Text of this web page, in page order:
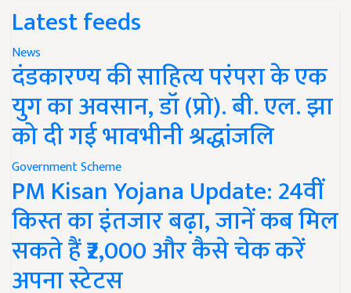
Latest feeds
News
दंडकारण्य की साहित्य परंपरा के एक
युग का अवसान, डॉ (प्रो). बी. एल. झा
को दी गई भावभीनी श्रद्धांजलि
Government Scheme
PM Kisan Yojana Update: 24वीं
किस्त का इंतजार बढ़ा, जानें कब मिल
सकते हैं ₹2,000 और कैसे चेक करें
अपना स्टेटस